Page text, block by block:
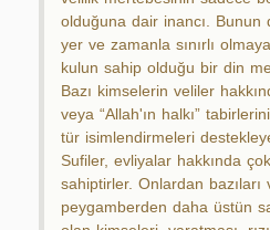
olduğuna dair inancı.
yer ve zamanla sınırlı
kulun sahip olduğu bir din
Bazı kimselerin veliler
veya “Allah'ın halkı”
tür isimlendirmeleri
Sufiler, evliyalar hakkında
sahiptirler. Onlardan
peygamberden daha üstün